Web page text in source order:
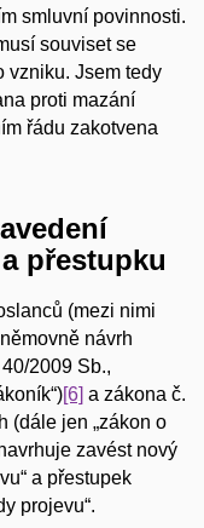
smluvní povinnosti.
souviset se
vzniku. Jsem tedy
proti mazání
řádu zakotvena
přestupku
(mezi nimi
návrh
2009 Sb.,
[6] a zákona č.
(dále jen „zákon o
zavést nový
a přestupek
projevu“.